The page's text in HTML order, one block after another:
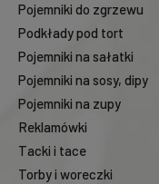
Pojemniki do zgrzewu
Podkłady pod tort
Pojemniki na sałatki
Pojemniki na sosy, dipy
Pojemniki na zupy
Reklamówki
Tacki i tace
Torby i woreczki